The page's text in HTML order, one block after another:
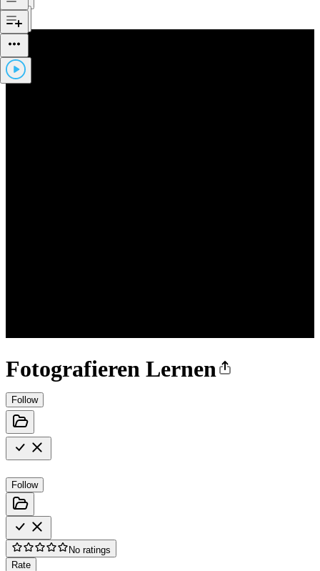
Fotografieren Lernen
Follow
Follow
No ratings
Rate